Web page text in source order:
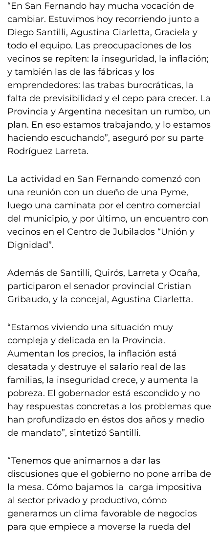
“En San Fernando hay mucha vocación de
cambiar. Estuvimos hoy recorriendo junto a
Diego Santilli, Agustina Ciarletta, Graciela y
todo el equipo. Las preocupaciones de los
vecinos se repiten: la inseguridad, la inflación;
y también las de las fábricas y los
emprendedores: las trabas burocráticas, la
falta de previsibilidad y el cepo para crecer. La
Provincia y Argentina necesitan un rumbo, un
plan. En eso estamos trabajando, y lo estamos
haciendo escuchando”, aseguró por su parte
Rodríguez Larreta.
La actividad en San Fernando comenzó con
una reunión con un dueño de una Pyme,
luego una caminata por el centro comercial
del municipio, y por último, un encuentro con
vecinos en el Centro de Jubilados “Unión y
Dignidad”.
Además de Santilli, Quirós, Larreta y Ocaña,
participaron el senador provincial Cristian
Gribaudo, y la concejal, Agustina Ciarletta.
“Estamos viviendo una situación muy
compleja y delicada en la Provincia.
Aumentan los precios, la inflación está
desatada y destruye el salario real de las
familias, la inseguridad crece, y aumenta la
pobreza. El gobernador está escondido y no
hay respuestas concretas a los problemas que
han profundizado en éstos dos años y medio
de mandato”, sintetizó Santilli.
“Tenemos que animarnos a dar las
discusiones que el gobierno no pone arriba de
la mesa. Cómo bajamos la carga impositiva
al sector privado y productivo, cómo
generamos un clima favorable de negocios
para que empiece a moverse la rueda del